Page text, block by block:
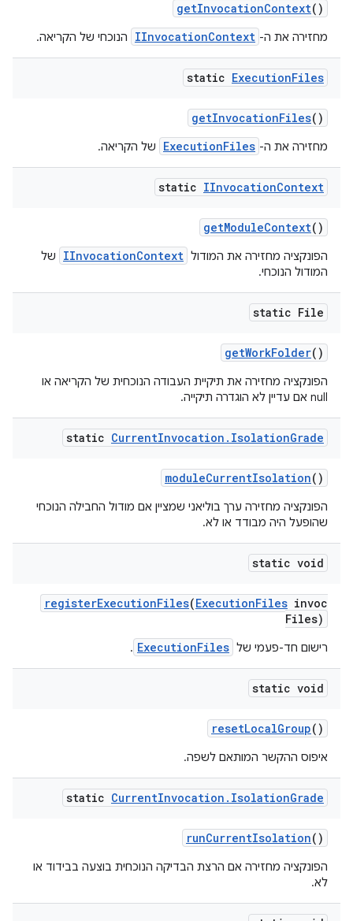
getInvocationContext()
מחזירה את ה- IInvocationContext הנוכחי של הקריאה.
static ExecutionFiles
getInvocationFiles()
מחזירה את ה- ExecutionFiles של הקריאה.
static IInvocationContext
getModuleContext()
הפונקציה מחזירה את המודול IInvocationContext
של
המודול הנוכחי.
static File
getWorkFolder()
הפונקציה מחזירה את תיקיית העבודה הנוכחית של הקריאה או
null אם עדיין לא הוגדרה תיקייה.
static CurrentInvocation . IsolationGrade
moduleCurrentIsolation()
הפונקציה מחזירה ערך בוליאני שמציין אם מודול החבילה הנוכחי
שהופעל היה מבודד או לא.
static void
registerExecutionFiles(ExecutionFiles invoc
Files)
רישום חד-פעמי של ExecutionFiles
.
static void
resetLocalGroup()
איפוס ההקשר המותאם לשפה.
static CurrentInvocation . IsolationGrade
runCurrentIsolation()
הפונקציה מחזירה אם הרצת הבדיקה הנוכחית בוצעה בבידוד או
לא.